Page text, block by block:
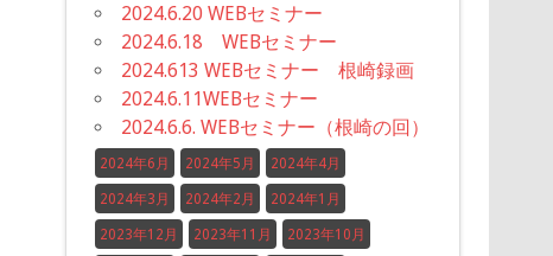
2024.6.20 WEBセミナー
2024.6.18 WEBセミナー
2024.613 WEBセミナー 根崎録画
2024.6.11WEBセミナー
2024.6.6. WEBセミナー（根崎の回）
2024年6月 2024年5月 2024年4月
2024年3月 2024年2月 2024年1月
2023年12月 2023年11月 2023年10月